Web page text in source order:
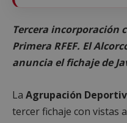
Tercera incorporación
Primera RFEF. El
anuncia el fichaje de
La Agrupación
tercer fichaje con vistas